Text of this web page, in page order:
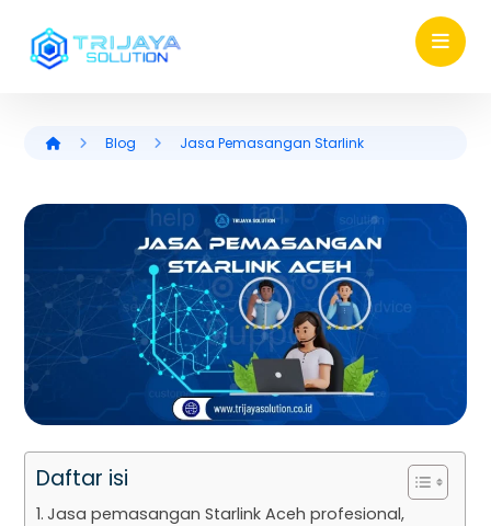
Blog Jasa Pemasangan Starlink
Daftar isi
Jasa pemasangan Starlink Aceh profesional,